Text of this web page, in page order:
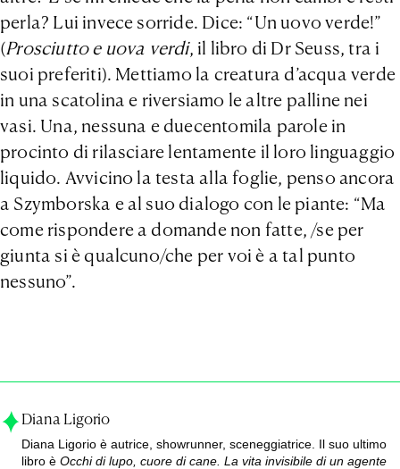
perla? Lui invece sorride. Dice: “Un uovo verde!”
(Prosciutto e uova verdi, il libro di Dr Seuss, tra i
suoi preferiti). Mettiamo la creatura d’acqua verde
in una scatolina e riversiamo le altre palline nei
vasi. Una, nessuna e duecentomila parole in
procinto di rilasciare lentamente il loro linguaggio
liquido. Avvicino la testa alla foglie, penso ancora
a Szymborska e al suo dialogo con le piante: “Ma
come rispondere a domande non fatte, /se per
giunta si è qualcuno/che per voi è a tal punto
nessuno”.
Diana Ligorio
Diana Ligorio è autrice, showrunner, sceneggiatrice. Il suo ultimo
libro èOcchi di lupo, cuore di cane. La vita invisibile di un agente